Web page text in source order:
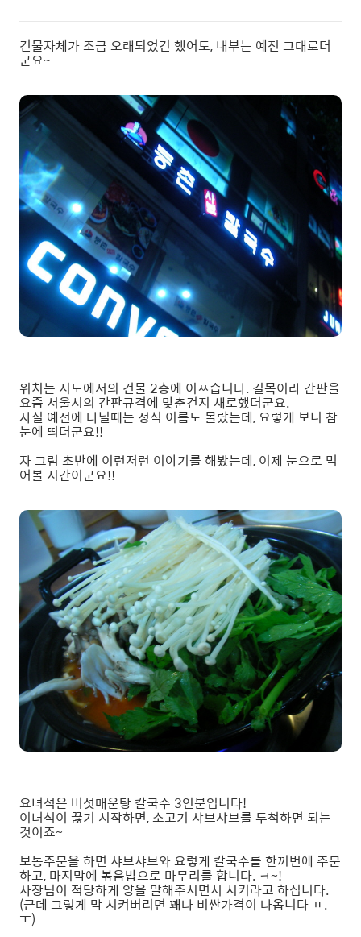
건물자체가 조금 오래되었긴 했어도, 내부는 예전 그대로더
군요~
위치는 지도에서의 건물 2층에 이ㅆ습니다. 길목이라 간판을
요즘 서울시의 간판규격에 맞춘건지 새로했더군요.
사실 예전에 다닐때는 정식 이름도 몰랐는데, 요렇게 보니 참
눈에 띄더군요!!
자 그럼 초반에 이런저런 이야기를 해봤는데, 이제 눈으로 먹
어볼 시간이군요!!
요녀석은 버섯매운탕 칼국수 3인분입니다!
이녀석이 끓기 시작하면, 소고기 샤브샤브를 투척하면 되는
것이죠~
보통주문을 하면 샤브샤브와 요렇게 칼국수를 한꺼번에 주문
하고, 마지막에 볶음밥으로 마무리를 합니다. ㅋ~!
사장님이 적당하게 양을 말해주시면서 시키라고 하십니다.
(근데 그렇게 막 시켜버리면 꽤나 비싼가격이 나옵니다 ㅠ.
ㅜ)